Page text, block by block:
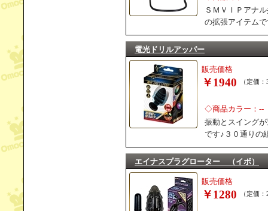
ＳＭＶＩＰアナ
の拡張アイテム
電光ドリルアッパー
販売価格
￥1940 （定価
◇商品カラー：--
振動とスイング
です♪３０通りの
エイナスプラグローター （イボ）
販売価格
￥1280 （定価